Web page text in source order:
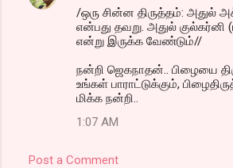
/ஒரு சின்ன திருத்தம்: அதுல்
என்பது தவறு. அதுல்
என்று இருக்க ​வேண்டும்//
நன்றி ஜெகநாதன்.. பிழையை
உங்கள் பாராட்டுக்கும்,
மிக்க நன்றி..
1:07 AM
Post a Comment